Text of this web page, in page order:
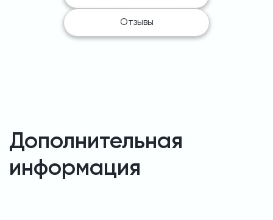
Отзывы
Дополнительная
информация